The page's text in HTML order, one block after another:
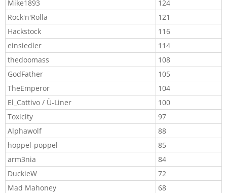
Mike1893​
124​
Rock'n'Rolla​
121​
Hackstock​
116​
einsiedler​
114​
thedoomass​
108​
GodFather
105​
TheEmperor​
104​
El_Cattivo / Ü-Liner​
100​
Toxicity
97
Alphawolf​
88​
hoppel-poppel​
85​
arm3nia
84
DuckieW​
72​
Mad Mahoney
68